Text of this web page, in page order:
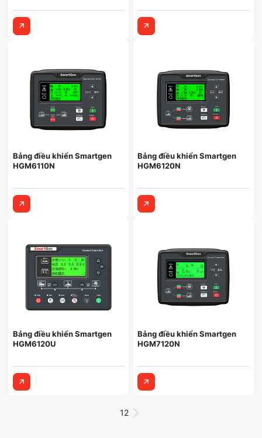
Bảng điều khiển Smartgen
HGM6110N
Bảng điều khiển Smartgen
HGM6120N
Bảng điều khiển Smartgen
HGM6120U
Bảng điều khiển Smartgen
HGM7120N
12